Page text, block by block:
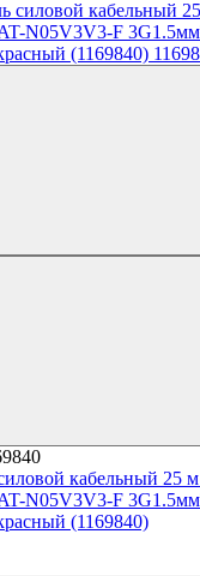
кабельный 25
N05V3V3-F
(1169840)